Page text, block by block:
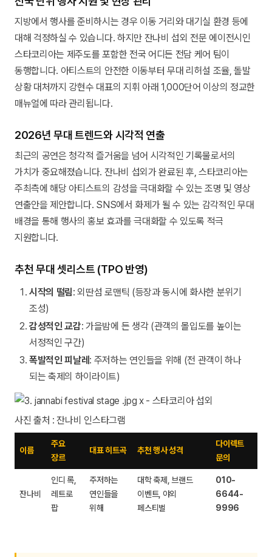
지방에서 행사를 준비하시는 경우 이동 거리와 대기실 환경 등에
대해 걱정하실 수 있습니다. 하지만 잔나비 섭외 전문 에이전시인
스타코리아는 제주도를 포함한 전국 어디든 전담 케어 팀이
동행합니다. 아티스트의 안전한 이동부터 무대 리허설 조율, 돌발
상황 대처까지 강현수 대표의 지휘 아래 1,000단어 이상의 정교한
매뉴얼에 따라 관리됩니다.
2026년 무대 트렌드와 시각적 연출
최근의 공연은 청각적 즐거움을 넘어 시각적인 기록물로서의
가치가 중요해졌습니다. 잔나비 섭외가 완료된 후, 스타코리아는
주최측에 해당 아티스트의 감성을 극대화할 수 있는 조명 및 영상
연출안을 제안합니다. SNS에서 화제가 될 수 있는 감각적인 무대
배경을 통해 행사의 홍보 효과를 극대화할 수 있도록 적극
지원합니다.
추천 무대 셋리스트 (TPO 반영)
시작의 떨림: 외딴섬 로맨틱 (등장과 동시에 화사한 분위기
조성)
감성적인 교감: 가을밤에 든 생각 (관객의 몰입도를 높이는
서정적인 구간)
폭발적인 피날레 : 주저하는 연인들을 위해 (전 관객이 하나
되는 축제의 하이라이트)
사진 출처 : 잔나비 인스타그램
이름
주요
장르
대표 히트곡 추천 행사 성격
다이렉트
문의
잔나비
인디 록,
레트로
팝
주저하는
연인들을
위해
대학 축제, 브랜드
이벤트, 야외
페스티벌
010-
6644-
9996